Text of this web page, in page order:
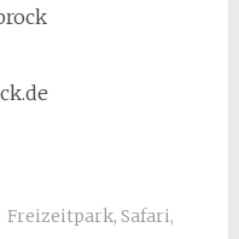
Freizeitpark, Safari,